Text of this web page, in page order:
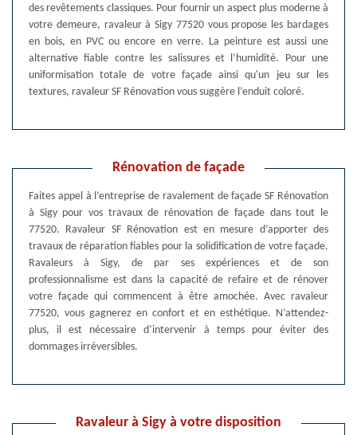
des revêtements classiques. Pour fournir un aspect plus moderne à
votre demeure, ravaleur à Sigy 77520 vous propose les bardages
en bois, en PVC ou encore en verre. La peinture est aussi une
alternative fiable contre les salissures et l’humidité. Pour une
uniformisation totale de votre façade ainsi qu'un jeu sur les
textures, ravaleur SF Rénovation vous suggère l’enduit coloré.
Rénovation de façade
Faites appel à l’entreprise de ravalement de façade SF Rénovation
à Sigy pour vos travaux de rénovation de façade dans tout le
77520. Ravaleur SF Rénovation est en mesure d’apporter des
travaux de réparation fiables pour la solidification de votre façade.
Ravaleurs à Sigy, de par ses expériences et de son
professionnalisme est dans la capacité de refaire et de rénover
votre façade qui commencent à être amochée. Avec ravaleur
77520, vous gagnerez en confort et en esthétique. N’attendez-
plus, il est nécessaire d’intervenir à temps pour éviter des
dommages irréversibles.
Ravaleur à Sigy à votre disposition